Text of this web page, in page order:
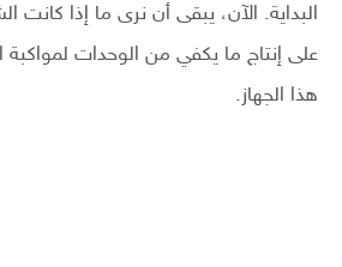
البداية. الآن، يبقى أن نرى ما إذا كانت
على إنتاج ما يكفي من الوحدات لمواكبة
هذا الجهاز.